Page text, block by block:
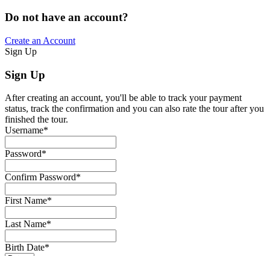
Do not have an account?
Create an Account
Sign Up
Sign Up
After creating an account, you'll be able to track your payment
status, track the confirmation and you can also rate the tour after you
finished the tour.
Username*
Password*
Confirm Password*
First Name*
Last Name*
Birth Date*